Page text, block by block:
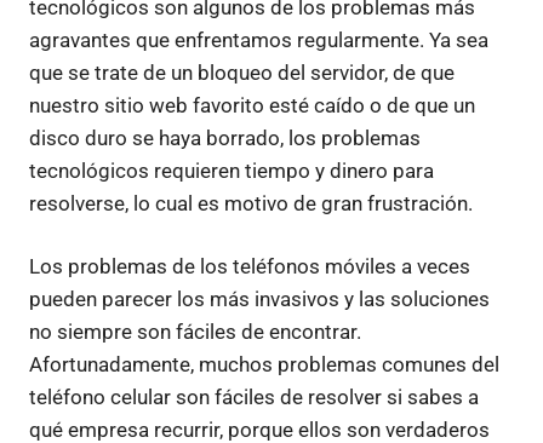
tecnológicos son algunos de los problemas más
agravantes que enfrentamos regularmente. Ya sea
que se trate de un bloqueo del servidor, de que
nuestro sitio web favorito esté caído o de que un
disco duro se haya borrado, los problemas
tecnológicos requieren tiempo y dinero para
resolverse, lo cual es motivo de gran frustración.
Los problemas de los teléfonos móviles a veces
pueden parecer los más invasivos y las soluciones
no siempre son fáciles de encontrar.
Afortunadamente, muchos problemas comunes del
teléfono celular son fáciles de resolver si sabes a
qué empresa recurrir, porque ellos son verdaderos